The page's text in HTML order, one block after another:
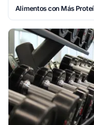
Alimentos con Más